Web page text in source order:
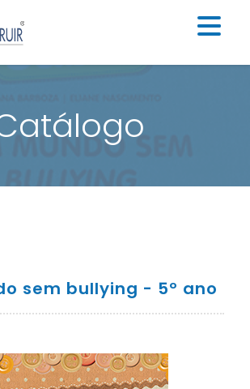
Institucional
Catálogo
Educação Infantil
Ensino Fundamental I
sem bullying - 5º ano